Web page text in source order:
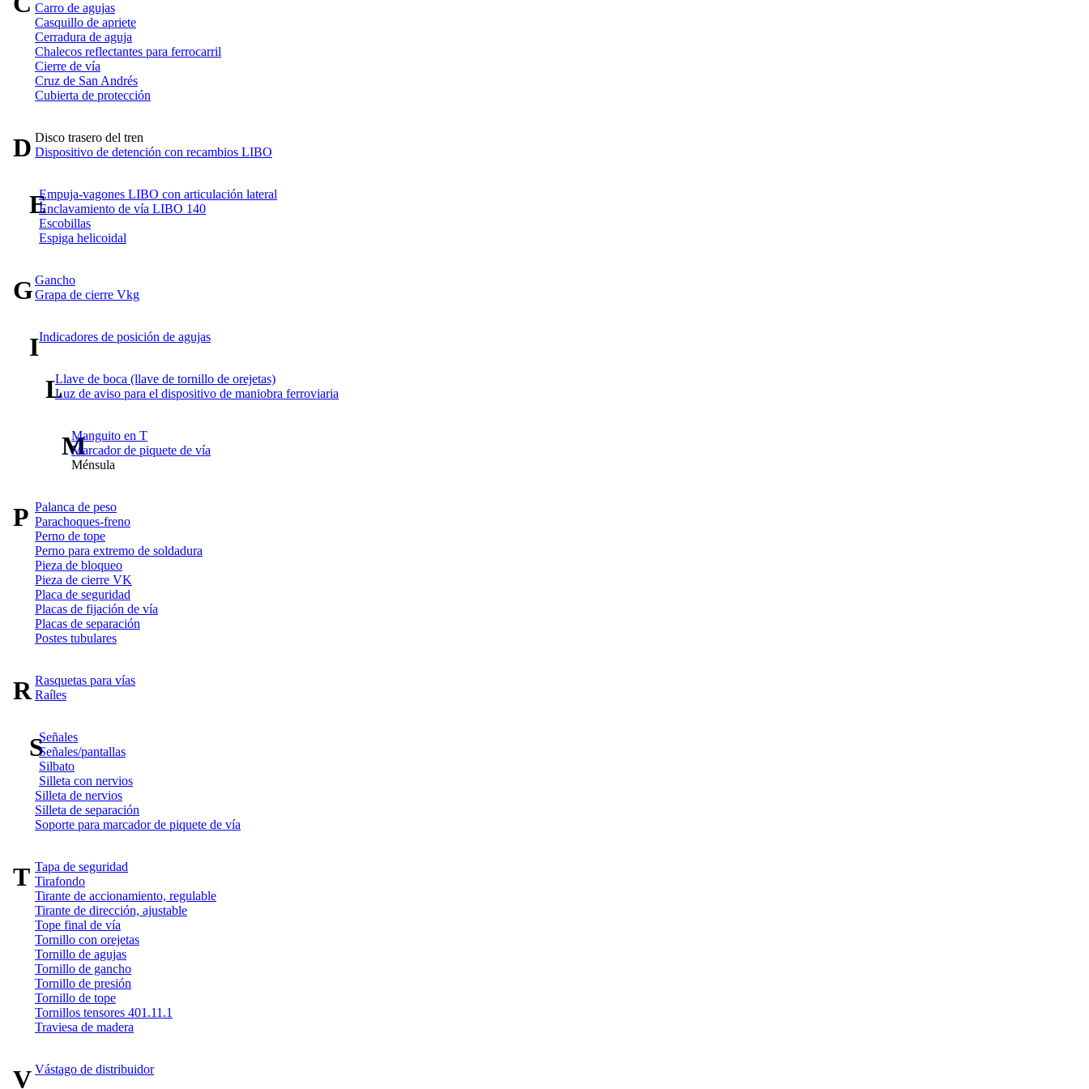
Carro de agujas
Casquillo de apriete
Cerradura de aguja
Chalecos reflectantes para ferrocarril
Cierre de vía
Cruz de San Andrés
Cubierta de protección
DDisco trasero del tren
Dispositivo de detención con recambios LIBO
E
Empuja-vagones LIBO con articulación lateral
Enclavamiento de vía LIBO 140
Escobillas
Espiga helicoidal
GGancho
Grapa de cierre Vkg
IIndicadores de posición de agujas
L
Llave de boca (llave de tornillo de orejetas)
Luz de aviso para el dispositivo de maniobra ferroviaria
M
Manguito en T
Marcador de piquete de vía
Ménsula
PPalanca de peso
Parachoques-freno
Perno de tope
Perno para extremo de soldadura
Pieza de bloqueo
Pieza de cierre VK
Placa de seguridad
Placas de fijación de vía
Placas de separación
Postes tubulares
RRasquetas para vías
Raíles
SSeñales
Señales/pantallas
Silbato
Silleta con nervios
Silleta de nervios
Silleta de separación
Soporte para marcador de piquete de vía
TTapa de seguridad
Tirafondo
Tirante de accionamiento, regulable
Tirante de dirección, ajustable
Tope final de vía
Tornillo con orejetas
Tornillo de agujas
Tornillo de gancho
Tornillo de presión
Tornillo de tope
Tornillos tensores 401.11.1
Traviesa de madera
VVástago de distribuidor